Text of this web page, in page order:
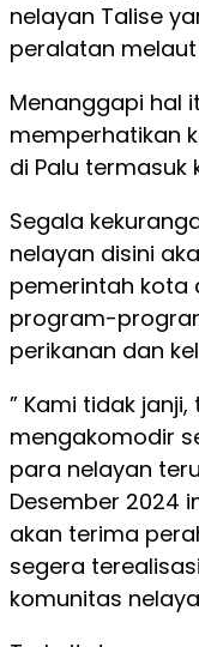
nelayan Talise
peralatan melaut
Menanggapi hal
memperhatikan
di Palu termasuk
Segala
nelayan disini
pemerintah kota
program-
perikanan dan
” Kami tidak
mengakomodir
para nelayan
Desember 2024
akan terima
segera
komunitas